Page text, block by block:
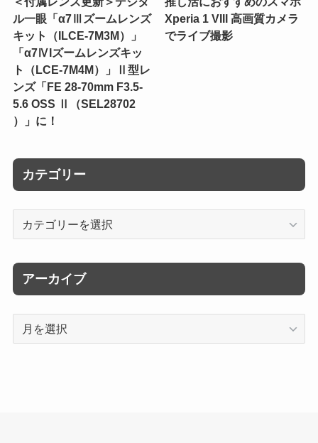
ル一眼「α7Ⅲズームレンズ
キット（ILCE-7M3M）」
「α7ⅣIズームレンズキッ
ト（LCE-7M4M）」Ⅱ型レ
ンズ「FE 28-70mm F3.5-
5.6 OSS Ⅱ（SEL28702
）」に！
Xperia 1 VIII 高画質カメラ
でライブ撮影
カテゴリー
リ
ー
アーカイブ